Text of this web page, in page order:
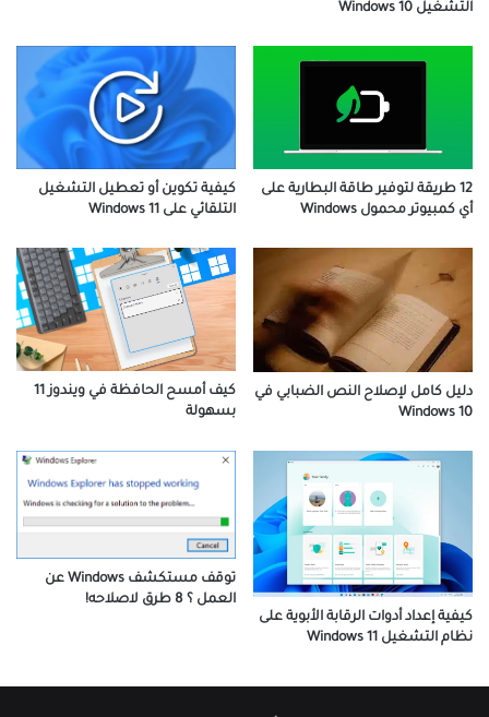
التشغيل Windows 10
12 طريقة لتوفير طاقة البطارية على
أي كمبيوتر محمول Windows
كيفية تكوين أو تعطيل التشغيل
التلقائي على Windows 11
دليل كامل لإصلاح النص الضبابي في
Windows 10
كيف أمسح الحافظة في ويندوز 11
بسهولة
كيفية إعداد أدوات الرقابة الأبوية على
نظام التشغيل Windows 11
توقف مستكشف Windows عن
العمل ؟ 8 طرق لاصلاحه!